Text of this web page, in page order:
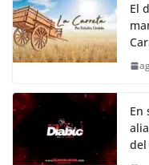
El
En
del